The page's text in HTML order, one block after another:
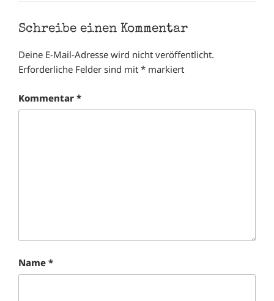
Schreibe einen Kommentar
Deine E-Mail-Adresse wird nicht veröffentlicht.
Erforderliche Felder sind mit * markiert
Kommentar *
Name *